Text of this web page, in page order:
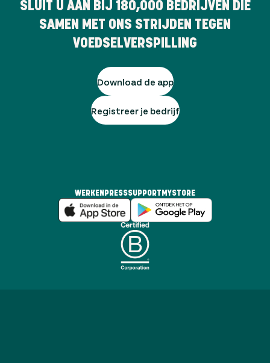
SLUIT U AAN BIJ 180,000 BEDRIJVEN DIE
SAMEN MET ONS STRIJDEN TEGEN
VOEDSELVERSPILLING
Download de app
Registreer je bedrijf
WERKEN PRESSSUPPORT MYSTORE